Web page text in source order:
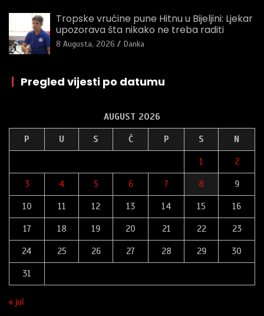
Tropske vrućine pune Hitnu u Bijeljini: Ljekar
upozorava šta nikako ne treba raditi
8 Augusta, 2026 Danka
| Pregled vijesti po datumu
AUGUST 2026
P U S Č P S N
1 2
3 4 5 6 7 8 9
10 11 12 13 14 15 16
17 18 19 20 21 22 23
24 25 26 27 28 29 30
31
« jul